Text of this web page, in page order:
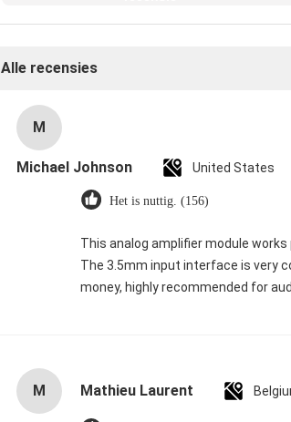
Alle recensies
M
Michael Johnson United States
Het is nuttig. (156)
This analog amplifier module
The 3.5mm input interface is very
money, highly recommended for
M Mathieu Laurent